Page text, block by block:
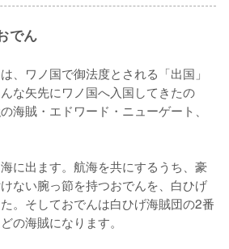
でん
、ワノ国で御法度とされる「出国」
な矢先にワノ国へ入国してきたの
海賊・エドワード・ニューゲート、
に出ます。航海を共にするうち、豪
ない腕っ節を持つおでんを、白ひげ
。そしておでんは白ひげ海賊団の2番
の海賊になります。